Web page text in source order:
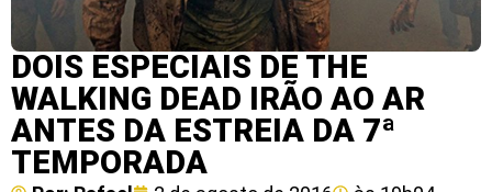
DOIS ESPECIAIS DE THE
WALKING DEAD IRÃO AO AR
ANTES DA ESTREIA DA 7ª
TEMPORADA